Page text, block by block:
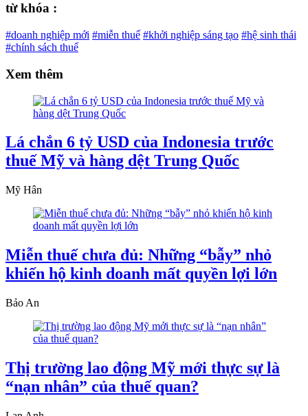
từ khóa :
#doanh nghiệp mới #miễn thuế #khởi nghiệp sáng tạo #hệ sinh thái
#chính sách thuế
Xem thêm
Lá chắn 6 tỷ USD của Indonesia trước
thuế Mỹ và hàng dệt Trung Quốc
Mỹ Hân
Miễn thuế chưa đủ: Những “bẫy” nhỏ
khiến hộ kinh doanh mất quyền lợi lớn
Bảo An
Thị trường lao động Mỹ mới thực sự là
“nạn nhân” của thuế quan?